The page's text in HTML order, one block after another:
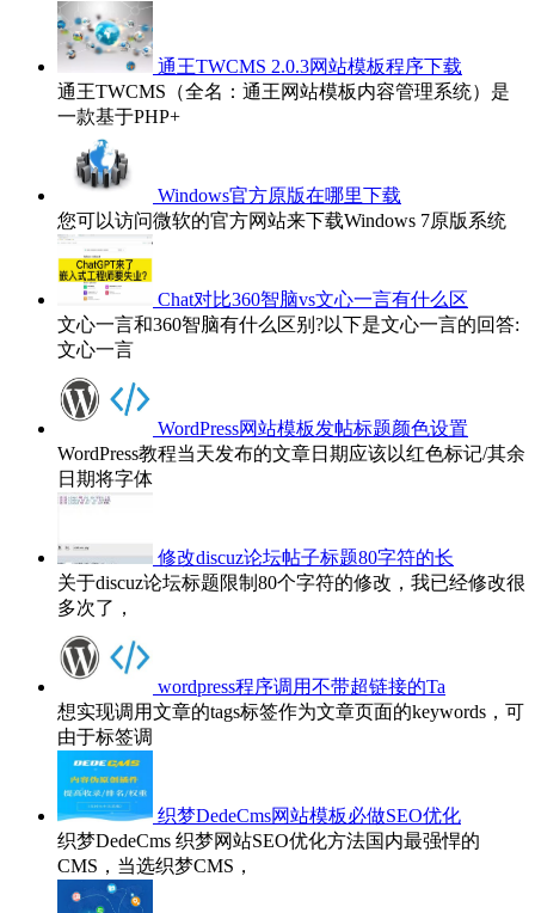
通王TWCMS 2.0.3网站模板程序下载
通王TWCMS（全名：通王网站模板内容管理系统）是
一款基于PHP+
Windows官方原版在哪里下载
您可以访问微软的官方网站来下载Windows 7原版系统
Chat对比360智脑vs文心一言有什么区
文心一言和360智脑有什么区别?以下是文心一言的回答:
文心一言
WordPress网站模板发帖标题颜色设置
WordPress教程当天发布的文章日期应该以红色标记/其余
日期将字体
修改discuz论坛帖子标题80字符的长
关于discuz论坛标题限制80个字符的修改，我已经修改很
多次了，
wordpress程序调用不带超链接的Ta
想实现调用文章的tags标签作为文章页面的keywords，可
由于标签调
织梦DedeCms网站模板必做SEO优化
织梦DedeCms 织梦网站SEO优化方法国内最强悍的
CMS，当选织梦CMS，